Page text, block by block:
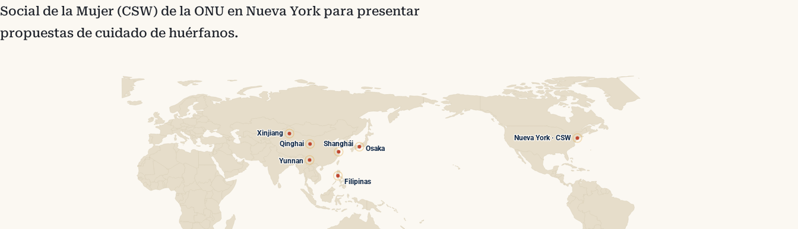
Social de la Mujer (CSW) de la ONU en Nueva York para presentar
propuestas de cuidado de huérfanos.
Xinjiang
Qinghai
Yunnan
Shanghái
Osaka
Filipinas
Nueva York · CSW